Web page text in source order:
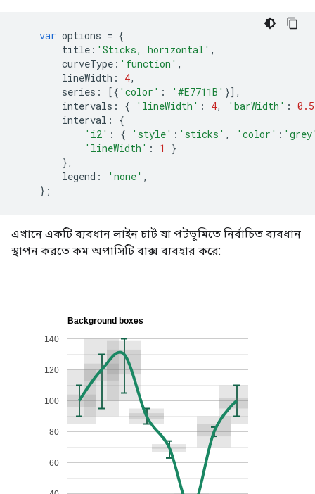
var options = {
title : 'Sticks, horizontal' ,
curveType : 'function' ,
lineWidth : 4,
series : [{ 'color' : '#E7711B' }],
intervals : { 'lineWidth' : 4, 'barWidth' : 0.5
interval :
{
'i2' : { 'style' : 'sticks' , 'color' :
'lineWidth' : 1
}
},
legend : 'none' ,
};
এখানে একটি ব্যবধান লাইন চার্ট যা পটভূমিতে নির্বাচিত ব্যবধান
স্থাপন করতে কম অপাসিটি বাক্স ব্যবহার করে: